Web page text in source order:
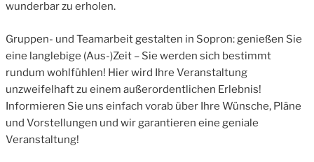
wunderbar zu erholen.
Gruppen- und Teamarbeit gestalten in Sopron: genießen Sie
eine langlebige (Aus-)Zeit – Sie werden sich bestimmt
rundum wohlfühlen! Hier wird Ihre Veranstaltung
unzweifelhaft zu einem außerordentlichen Erlebnis!
Informieren Sie uns einfach vorab über Ihre Wünsche, Pläne
und Vorstellungen und wir garantieren eine geniale
Veranstaltung!